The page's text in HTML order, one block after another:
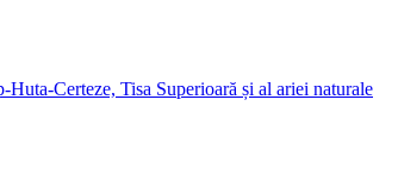
Certeze, Tisa Superioară și al ariei naturale